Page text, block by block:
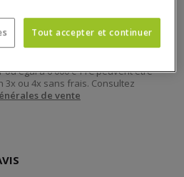
FRAIS
égal à 6 000 € TTC peuvent être
ou 4x sans frais. Consultez
de vente
Tout accepter et continuer